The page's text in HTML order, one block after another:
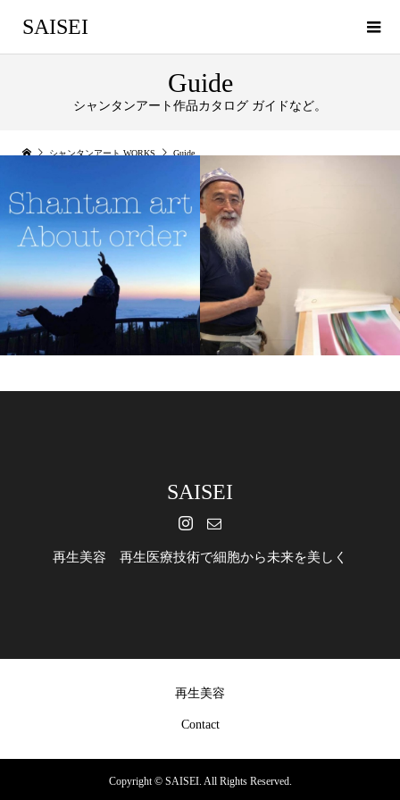
SAISEI
Guide
シャンタンアート作品カタログ ガイドなど。
シャンタンアート WORKS Guide
SAISEI
再生美容 再生医療技術で細胞から未来を美しく
再生美容
Contact
Copyright ©SAISEI. All Rights Reserved.